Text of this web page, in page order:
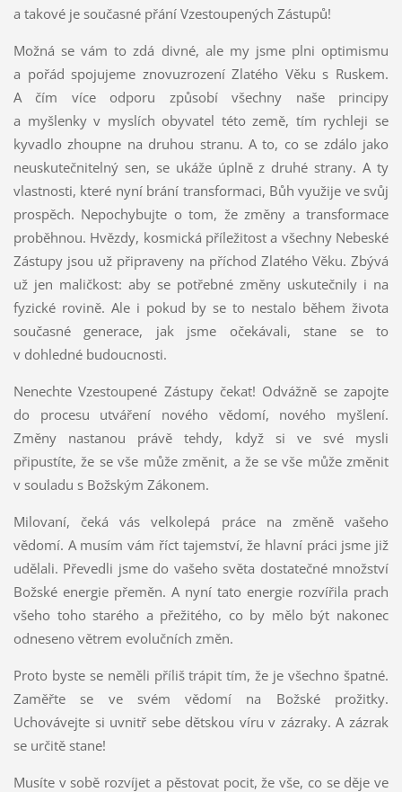
a takové je současné přání Vzestoupených Zástupů!
Možná se vám to zdá divné, ale my jsme plni optimismu
a pořád spojujeme znovuzrození Zlatého Věku s Ruskem.
A čím více odporu způsobí všechny naše principy
a myšlenky v myslích obyvatel této země, tím rychleji se
kyvadlo zhoupne na druhou stranu. A to, co se zdálo jako
neuskutečnitelný sen, se ukáže úplně z druhé strany. A ty
vlastnosti, které nyní brání transformaci, Bůh využije ve svůj
prospěch. Nepochybujte o tom, že změny a transformace
proběhnou. Hvězdy, kosmická příležitost a všechny Nebeské
Zástupy jsou už připraveny na příchod Zlatého Věku. Zbývá
už jen maličkost: aby se potřebné změny uskutečnily i na
fyzické rovině. Ale i pokud by se to nestalo během života
současné generace, jak jsme očekávali, stane se to
v dohledné budoucnosti.
Nenechte Vzestoupené Zástupy čekat! Odvážně se zapojte
do procesu utváření nového vědomí, nového myšlení.
Změny nastanou právě tehdy, když si ve své mysli
připustíte, že se vše může změnit, a že se vše může změnit
v souladu s Božským Zákonem.
Milovaní, čeká vás velkolepá práce na změně vašeho
vědomí. A musím vám říct tajemství, že hlavní práci jsme již
udělali. Převedli jsme do vašeho světa dostatečné množství
Božské energie přeměn. A nyní tato energie rozvířila prach
všeho toho starého a přežitého, co by mělo být nakonec
odneseno větrem evolučních změn.
Proto byste se neměli příliš trápit tím, že je všechno špatné.
Zaměřte se ve svém vědomí na Božské prožitky.
Uchovávejte si uvnitř sebe dětskou víru v zázraky. A zázrak
se určitě stane!
Musíte v sobě rozvíjet a pěstovat pocit, že vše, co se děje ve